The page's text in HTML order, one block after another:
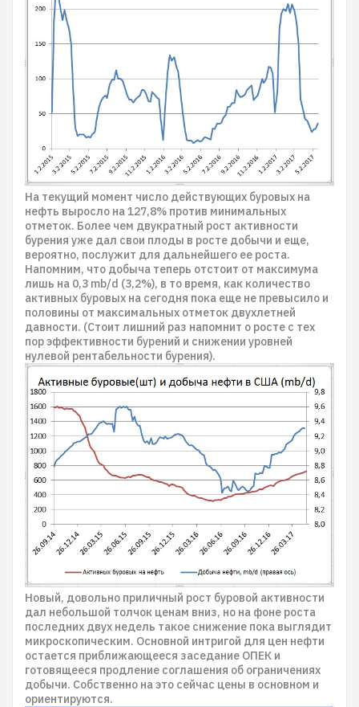
На текущий момент число действующих буровых на
нефть выросло на 127,8% против минимальных
отметок. Более чем двукратный рост активности
бурения уже дал свои плоды в росте добычи и еще,
вероятно, послужит для дальнейшего ее роста.
Напомним, что добыча теперь отстоит от максимума
лишь на 0,3 mb/d (3,2%), в то время, как количество
активных буровых на сегодня пока еще не превысило и
половины от максимальных отметок двухлетней
давности. (Стоит лишний раз напомнит о росте с тех
пор эффективности бурений и снижении уровней
нулевой рентабельности бурения).
Новый, довольно приличный рост буровой активности
дал небольшой толчок ценам вниз, но на фоне роста
последних двух недель такое снижение пока выглядит
микроскопическим. Основной интригой для цен нефти
остается приближающееся заседание ОПЕК и
готовящееся продление соглашения об ограничениях
добычи. Собственно на это сейчас цены в основном и
ориентируются.